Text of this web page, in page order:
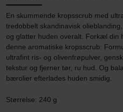
En skummende kropsscrub med
tredobbelt skandinavisk
og glatter huden overalt. Forkæl din
denne aromatiske kropsscrub:
ultrafint ris- og olivenfrøpulver,
tekstur og fjerner tør, ru hud. Og
bærolier efterlades huden smidig.
Størrelse: 240 g